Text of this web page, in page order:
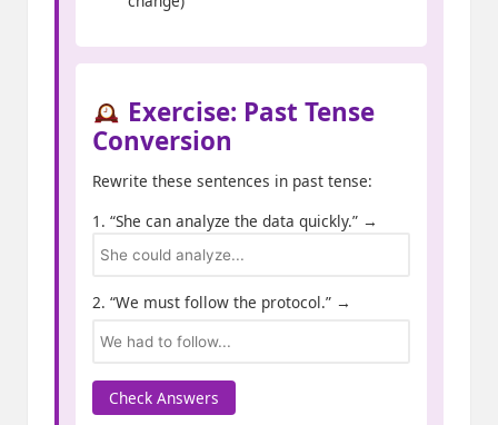
Exercise: Past Tense
Conversion
Rewrite these sentences in past tense:
1. “She can analyze the data quickly.” →
2. “We must follow the protocol.” →
Check Answers